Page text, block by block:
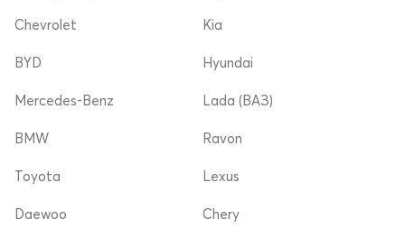
Chevrolet
BYD
Mercedes-Benz
Kia
Hyundai
Lada (ВАЗ)
BMW
Toyota
Daewoo
Ravon
Lexus
Chery